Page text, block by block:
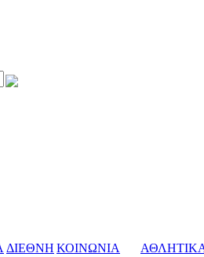
ΔΙΕΘΝΗ ΚΟΙΝΩΝΙΑ